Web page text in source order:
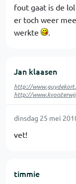
fout gaat is de
er toch weer
werkte
.
Jan klaasen
http://
http://
dinsdag 25 mei
vet!
timmie